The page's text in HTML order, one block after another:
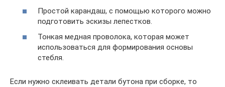
Простой карандаш, с помощью которого можно
подготовить эскизы лепестков.
Тонкая медная проволока, которая может
использоваться для формирования основы
стебля.
Если нужно склеивать детали бутона при сборке, то